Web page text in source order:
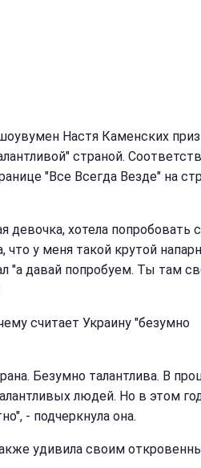
Настя Каменских
страной.
"Все Всегда Везде" на
девочка, хотела попробовать
что у меня такой крутой
"а давай попробуем. Ты там
считает Украину "безумно
Безумно талантлива. В
людей. Но в этом
- подчеркнула она.
удивила своим